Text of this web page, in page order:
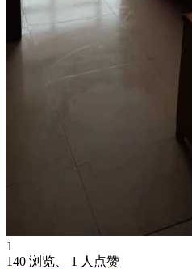
1
140 浏览、 1 人点赞